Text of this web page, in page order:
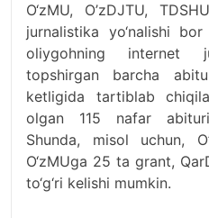
O‘zMU, O’zDJTU,
jurnalistika yo‘nalishi
oliygohning internet
topshirgan barcha
ketligida tartiblab
olgan 115 nafar
Shunda, misol uchun,
O‘zMUga 25 ta grant,
to‘g‘ri kelishi mumkin.